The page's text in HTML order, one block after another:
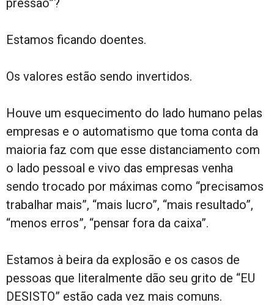
pressão”?
Estamos ficando doentes.
Os valores estão sendo invertidos.
Houve um esquecimento do lado humano pelas
empresas e o automatismo que toma conta da
maioria faz com que esse distanciamento com
o lado pessoal e vivo das empresas venha
sendo trocado por máximas como “precisamos
trabalhar mais”, “mais lucro”, “mais resultado”,
“menos erros”, “pensar fora da caixa”.
Estamos à beira da explosão e os casos de
pessoas que literalmente dão seu grito de “EU
DESISTO” estão cada vez mais comuns.